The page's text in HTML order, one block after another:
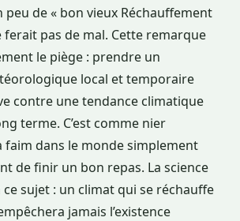
peu de « bon vieux Réchauffement
ferait pas de mal. Cette remarque
le piège : prendre un
local et temporaire
contre une tendance climatique
terme. C’est comme nier
faim dans le monde simplement
de finir un bon repas. La science
sujet : un climat qui se réchauffe
jamais l’existence